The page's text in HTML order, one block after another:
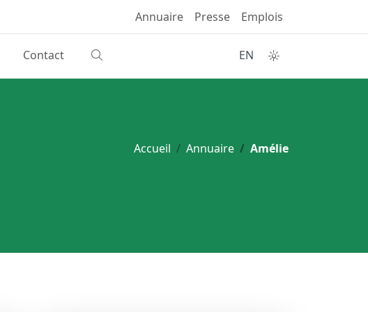
Annuaire Presse Emplois
Contact EN
Accueil Annuaire Amélie